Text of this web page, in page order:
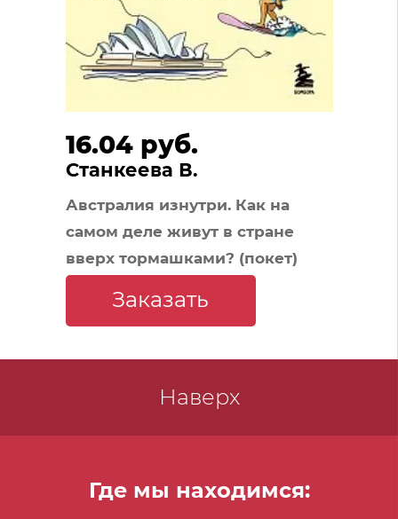
16.04 руб.
Станкеева В.
Австралия изнутри. Как на
самом деле живут в стране
вверх тормашками? (покет)
Заказать
Наверх
Где мы находимся: